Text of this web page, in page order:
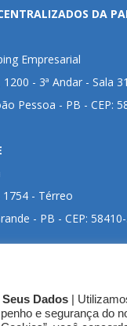
DA
Empresarial
- 3ª Andar - Sala
Pessoa - PB - CEP:
1754 - Térreo
- PB - CEP:
Dados |
e segurança do